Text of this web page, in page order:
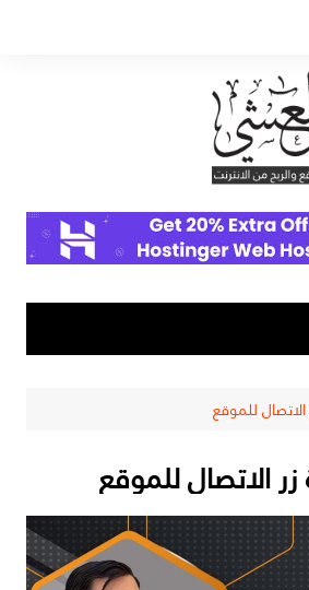
للموقع
الاتصال للموقع